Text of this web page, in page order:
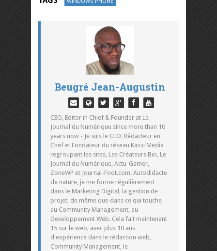
Beugré Jean-Augustin
CEO, Editor in Chief & Founder at Le
Journal du Numérique since more than 10
years now - Je suis le CEO, Rédacteur en
Chef et Fondateur du réseau Kassi Media
regroupant les sites, Les Créateurs Bio, Le
Journal du Numérique, Actu-Gamer,
ZoneWP et Journal-Foot.com. Autodidacte
de nature, je me forme régulièrement
dans le Marketing Digital, la gestion de
projet, de même que dans ce qui touche
au Community Management, au
Developpement Web. Cela fait maintenant
15 sur le web, avec plus 10 ans
d'expérience dans le rédaction web,
Community Management, le